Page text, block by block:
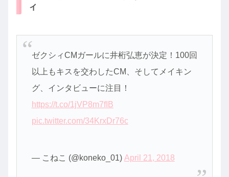
ィ
ゼクシィCMガールに井桁弘恵が決定！100回
以上もキスを交わしたCM、そしてメイキン
グ、インタビューに注目！
https://t.co/1jVP8m7fIB
pic.twitter.com/34KrxDr76c
— こねこ (@koneko_01) April 21, 2018